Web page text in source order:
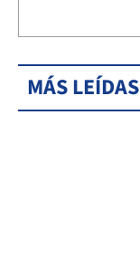
MÁS LEÍDAS